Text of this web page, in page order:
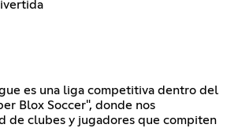
es una liga competitiva dentro del
Blox Soccer", donde nos
de clubes y jugadores que compiten